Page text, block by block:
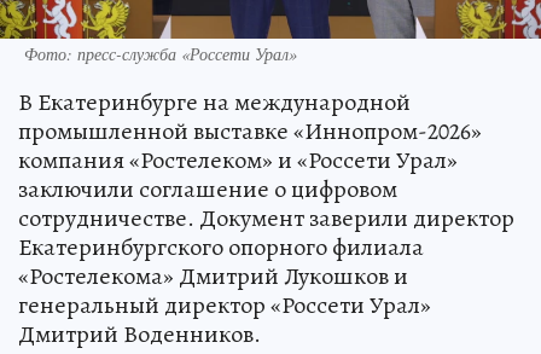
Фото: пресс-служба «Россети Урал»
В Екатеринбурге на международной
промышленной выставке «Иннопром-2026»
компания «Ростелеком» и «Россети Урал»
заключили соглашение о цифровом
сотрудничестве. Документ заверили директор
Екатеринбургского опорного филиала
«Ростелекома» Дмитрий Лукошков и
генеральный директор «Россети Урал»
Дмитрий Воденников.